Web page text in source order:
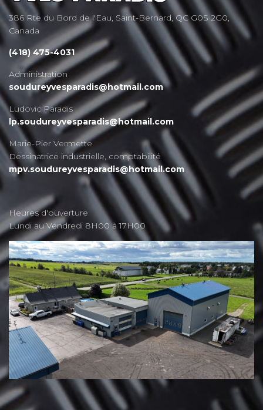
386 Rte du Bord de l'Eau, Saint-Bernard, QC G0S 2G0,
Canada
(418) 475-4031
Administration
soudureyvesparadis@hotmail.com
Ludovic Paradis
lp.soudureyvesparadis@hotmail.com
Marie-Pier Vermette
Dessinatrice industrielle, comptabilité
mpv.soudureyvesparadis@hotmail.com
Heures d'ouverture
Lundi au Vendredi 8H00 à 17H00